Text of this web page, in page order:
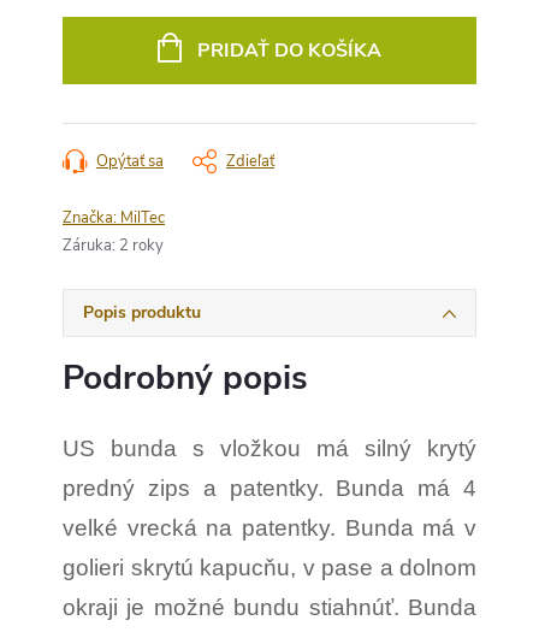
PRIDAŤ DO KOŠÍKA
Opýtať sa Zdieľať
Značka: MilTec
Záruka: 2 roky
Popis produktu
Podrobný popis
US bunda s vložkou má silný krytý
predný zips a patentky. Bunda má 4
velké vrecká na patentky. Bunda má v
golieri skrytú kapucňu, v pase a dolnom
okraji je možné bundu stiahnúť. Bunda